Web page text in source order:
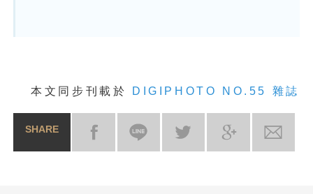
本文同步刊載於 DIGIPHOTO NO.55 雜誌
SHARE